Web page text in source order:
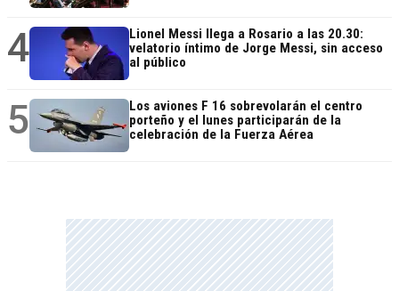
4
Lionel Messi llega a Rosario a las 20.30:
velatorio íntimo de Jorge Messi, sin acceso
al público
5
Los aviones F 16 sobrevolarán el centro
porteño y el lunes participarán de la
celebración de la Fuerza Aérea